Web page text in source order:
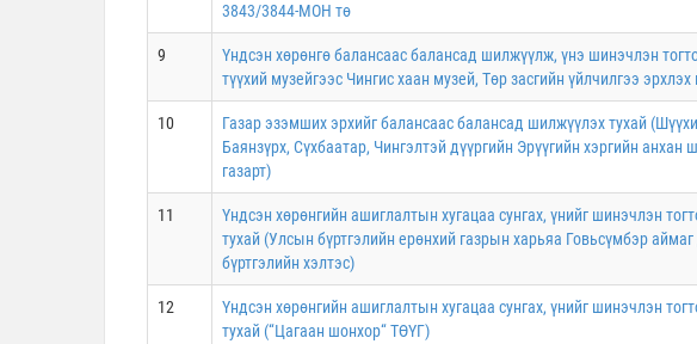
3843/3844-МОН тө
9
Үндсэн хөрөнгө балансаас балансад шилжүүлж, үнэ шинэчлэн
түүхий музейгээс Чингис хаан музей, Төр засгийн үйлчилгээ эрхлэх
10
Газар эзэмших эрхийг балансаас балансад шилжүүлэх тухай
Баянзүрх, Сүхбаатар, Чингэлтэй дүүргийн Эрүүгийн хэргийн
газарт)
11
Үндсэн хөрөнгийн ашиглалтын хугацаа сунгах, үнийг шинэчлэн
тухай (Улсын бүртгэлийн ерөнхий газрын харьяа Говьсүмбэр
бүртгэлийн хэлтэс)
12
Үндсэн хөрөнгийн ашиглалтын хугацаа сунгах, үнийг шинэчлэн
тухай (“Цагаан шонхор“ ТӨҮГ)